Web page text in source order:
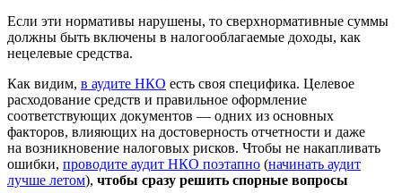
Если эти нормативы нарушены, то сверхнормативные суммы
должны быть включены в налогооблагаемые доходы, как
нецелевые средства.
Как видим, в аудите НКО есть своя специфика. Целевое
расходование средств и правильное оформление
соответствующих документов — одних из основных
факторов, влияющих на достоверность отчетности и даже
на возникновение налоговых рисков. Чтобы не накапливать
ошибки, проводите аудит НКО поэтапно (начинать аудит
лучше летом), чтобы сразу решить спорные вопросы